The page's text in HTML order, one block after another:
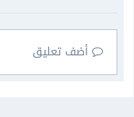
أضف تعليق